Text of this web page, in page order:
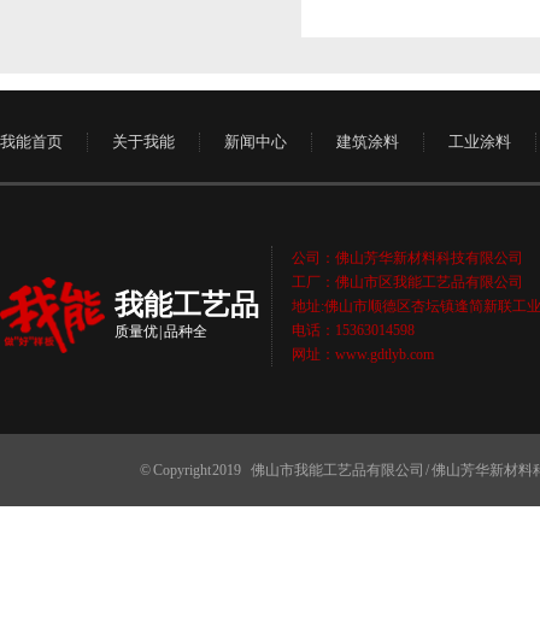
我能首页 关于我能 新闻中心 建筑涂料 工业涂料
我能工艺品
质量优 | 品种全
公司：佛山芳华新材料科技有限公司
工厂：佛山市区我能工艺品有限公司
地址:佛山市顺德区杏坛镇逢简新联工
电话：15363014598
网址：www.gdtlyb.com
© Copyright 2019 佛山市我能工艺品有限公司 / 佛山芳华新材料